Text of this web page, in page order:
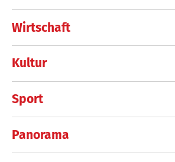
Wirtschaft
Kultur
Sport
Panorama